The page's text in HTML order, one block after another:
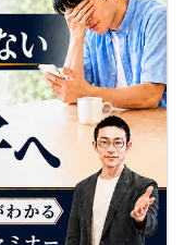
ださい。
ルな格好でおこしになら
以上のお申し込みからに
合や開催判断人数を下
承ください。
ルなどで当日の参加人
内に入り店員に「街コン
お願いします。
ントの対象年齢でない
かねます。
す。
ンセルは出来ません。